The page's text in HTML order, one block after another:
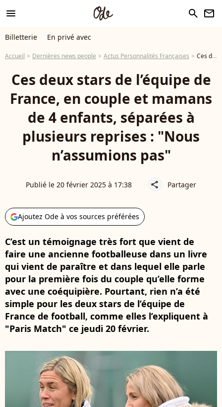
menu search newsletter
Billetterie En privé avec
Accueil Dernières news people Actus Personnalités Françaises Ces deux stars de l’équipe de France, en couple et mamans de 4 enfants, séparées à plusieurs reprises : "Nous n’assumions pas"
Ces deux stars de l’équipe de
France, en couple et mamans
de 4 enfants, séparées à
plusieurs reprises : "Nous
n’assumions pas"
Publié le 20 février 2025 à 17:38 share Partager
Ajoutez Ode à vos sources préférées
C’est un témoignage très fort que vient de
faire une ancienne footballeuse dans un livre
qui vient de paraître et dans lequel elle parle
pour la première fois du couple qu’elle forme
avec une coéquipière. Pourtant, rien n’a été
simple pour les deux stars de l’équipe de
France de football, comme elles l’expliquent à
"Paris Match" ce jeudi 20 février.